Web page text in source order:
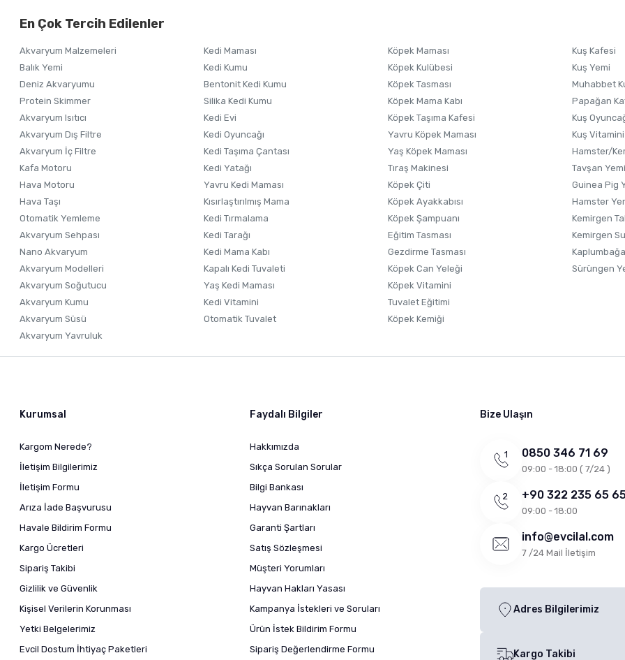
Ürünü Satın Al ve Yorumla
Ürün açıklamasında eksik bilgiler bulunuyor.
Ürün fiyatı diğer sitelerden daha pahalı.
Bu ürüne benzer farklı alternatifler olmalı.
Gönder
En Çok Tercih Edilenler
Akvaryum Malzemeleri
Balık Yemi
Deniz Akvaryumu
Protein Skimmer
Akvaryum Isıtıcı
Akvaryum Dış Filtre
Akvaryum İç Filtre
Kafa Motoru
Hava Motoru
Hava Taşı
Otomatik Yemleme
Akvaryum Sehpası
Nano Akvaryum
Akvaryum Modelleri
Akvaryum Soğutucu
Akvaryum Kumu
Akvaryum Süsü
Akvaryum Yavruluk
Kedi Maması
Kedi Kumu
Bentonit Kedi Kumu
Silika Kedi Kumu
Kedi Evi
Kedi Oyuncağı
Kedi Taşıma Çantası
Kedi Yatağı
Yavru Kedi Maması
Kısırlaştırılmış Mama
Kedi Tırmalama
Kedi Tarağı
Kedi Mama Kabı
Kapalı Kedi Tuvaleti
Yaş Kedi Maması
Kedi Vitamini
Otomatik Tuvalet
Köpek Maması
Köpek Kulübesi
Köpek Tasması
Köpek Mama Kabı
Köpek Taşıma Kafesi
Yavru Köpek Maması
Yaş Köpek Maması
Tıraş Makinesi
Köpek Çiti
Köpek Ayakkabısı
Köpek Şampuanı
Eğitim Tasması
Gezdirme Tasması
Köpek Can Yeleği
Köpek Vitamini
Tuvalet Eğitimi
Köpek Kemiği
Kuş Kafesi
Kuş Yemi
Muhabbet
Papağan
Kuş
Kuş Vitamini
Hamster/
Tavşan Yemi
Guinea Pig
Hamster
Kemirgen
Kemirgen
Sürüngen
Kurumsal
Kargom Nerede?
İletişim Bilgilerimiz
İletişim Formu
Arıza İade Başvurusu
Havale Bildirim Formu
Kargo Ücretleri
Sipariş Takibi
Gizlilik ve Güvenlik
Kişisel Verilerin Korunması
Yetki Belgelerimiz
Evcil Dostum İhtiyaç Paketleri
Faydalı Bilgiler
Hakkımızda
Sıkça Sorulan Sorular
Bilgi Bankası
Hayvan Barınakları
Garanti Şartları
Satış Sözleşmesi
Müşteri Yorumları
Hayvan Hakları Yasası
Kampanya İstekleri ve Soruları
Ürün İstek Bildirim Formu
Sipariş Değerlendirme Formu
Bize Ulaşın
0850 346 71 69
09:00 - 18:00 ( 7/24 )
+90 322 235 65
09:00 - 18:00
info@evcilal.com
7 /24 Mail İletişim
Adres Bilgilerimiz
Kargo Takibi